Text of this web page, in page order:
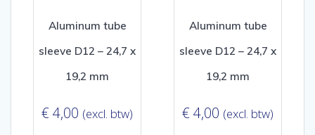
Aluminum tube
sleeve D12 – 24,7 x
19,2 mm
€ 4,00 (excl. btw)
Aluminum tube
sleeve D12 – 24,7 x
19,2 mm
€ 4,00 (excl. btw)